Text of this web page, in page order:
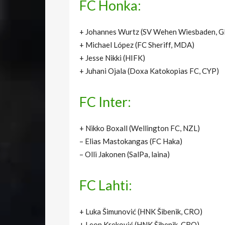
FC Honka:
+ Johannes Wurtz (SV Wehen Wiesbaden,
+ Michael López (FC Sheriff, MDA)
+ Jesse Nikki (HIFK)
+ Juhani Ojala (Doxa Katokopias FC, CYP)
FC Inter:
+ Nikko Boxall (Wellington FC, NZL)
– Elias Mastokangas (FC Haka)
– Olli Jakonen (SalPa, laina)
FC Lahti:
+ Luka Šimunović (HNK Šibenik, CRO)